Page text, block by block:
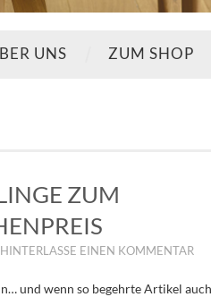
UNS ZUM SHOP
ZUM
HINTERLASSE EINEN KOMMENTAR
und wenn so begehrte Artikel